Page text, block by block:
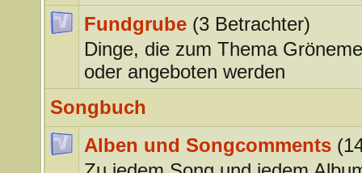
Fundgrube (3 Betrachter)
Dinge, die zum Thema
oder angeboten werden
Songbuch
Alben und Songcomments